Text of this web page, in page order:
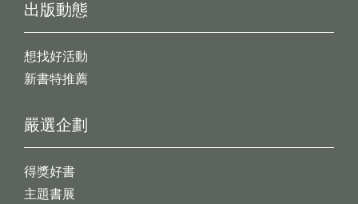
出版動態
想找好活動
新書特推薦
嚴選企劃
得獎好書
主題書展